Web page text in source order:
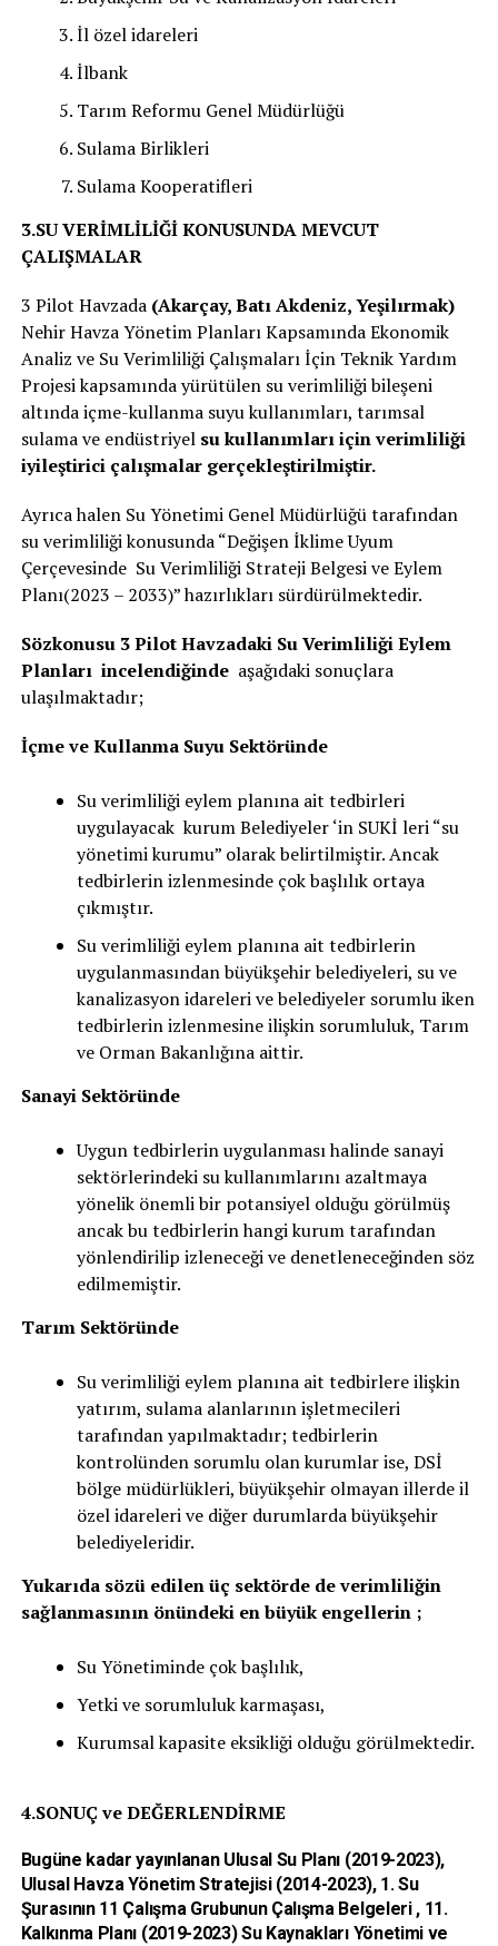
İl özel idareleri
İlbank
Tarım Reformu Genel Müdürlüğü
Sulama Birlikleri
Sulama Kooperatifleri
3.SU VERİMLİLİĞİ KONUSUNDA MEVCUT
ÇALIŞMALAR
3 Pilot Havzada (Akarçay, Batı Akdeniz, Yeşilırmak)
Nehir Havza Yönetim Planları Kapsamında Ekonomik
Analiz ve Su Verimliliği Çalışmaları İçin Teknik Yardım
Projesi kapsamında yürütülen su verimliliği bileşeni
altında içme-kullanma suyu kullanımları, tarımsal
sulama ve endüstriyel su kullanımları için verimliliği
iyileştirici çalışmalar gerçekleştirilmiştir.
Ayrıca halen Su Yönetimi Genel Müdürlüğü tarafından
su verimliliği konusunda “Değişen İklime Uyum
Çerçevesinde Su Verimliliği Strateji Belgesi ve Eylem
Planı(2023 – 2033)” hazırlıkları sürdürülmektedir.
Sözkonusu 3 Pilot Havzadaki Su Verimliliği Eylem
Planları incelendiğinde aşağıdaki sonuçlara
ulaşılmaktadır;
İçme ve Kullanma Suyu Sektöründe
Su verimliliği eylem planına ait tedbirleri
uygulayacak kurum Belediyeler ‘in SUKİ leri “su
yönetimi kurumu” olarak belirtilmiştir. Ancak
tedbirlerin izlenmesinde çok başlılık ortaya
çıkmıştır.
Su verimliliği eylem planına ait tedbirlerin
uygulanmasından büyükşehir belediyeleri, su ve
kanalizasyon idareleri ve belediyeler sorumlu iken
tedbirlerin izlenmesine ilişkin sorumluluk, Tarım
ve Orman Bakanlığına aittir.
Sanayi Sektöründe
Uygun tedbirlerin uygulanması halinde sanayi
sektörlerindeki su kullanımlarını azaltmaya
yönelik önemli bir potansiyel olduğu görülmüş
ancak bu tedbirlerin hangi kurum tarafından
yönlendirilip izleneceği ve denetleneceğinden söz
edilmemiştir.
Tarım Sektöründe
Su verimliliği eylem planına ait tedbirlere ilişkin
yatırım, sulama alanlarının işletmecileri
tarafından yapılmaktadır; tedbirlerin
kontrolünden sorumlu olan kurumlar ise, DSİ
bölge müdürlükleri, büyükşehir olmayan illerde il
özel idareleri ve diğer durumlarda büyükşehir
belediyeleridir.
Yukarıda sözü edilen üç sektörde de verimliliğin
sağlanmasının önündeki en büyük engellerin ;
Su Yönetiminde çok başlılık,
Yetki ve sorumluluk karmaşası,
Kurumsal kapasite eksikliği olduğu görülmektedir.
4.SONUÇ ve DEĞERLENDİRME
Bugüne kadar yayınlanan Ulusal Su Planı (2019-2023),
Ulusal Havza Yönetim Stratejisi (2014-2023), 1. Su
Şurasının 11 Çalışma Grubunun Çalışma Belgeleri , 11.
Kalkınma Planı (2019-2023) Su Kaynakları Yönetimi ve